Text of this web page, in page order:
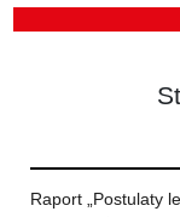
Raport „Postulaty